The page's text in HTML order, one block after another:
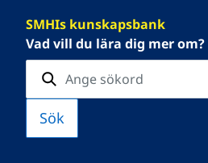
SMHIs kunskapsbank
Vad vill du lära dig mer om?